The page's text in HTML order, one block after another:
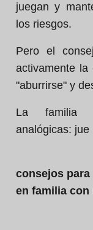
juegan y
los riesgos.
Pero el
activamente la
"aburrirse" y
La familia
analógicas: jue
consejos
en familia con